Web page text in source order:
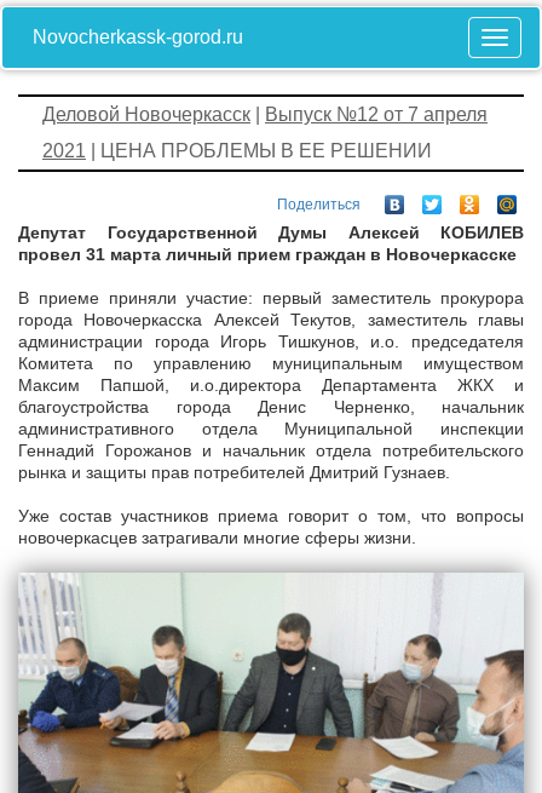
Novocherkassk-gorod.ru
Деловой Новочеркасск
Выпуск №12 от 7 апреля
2021 | ЦЕНА ПРОБЛЕМЫ В ЕЕ РЕШЕНИИ
Поделиться
Депутат Государственной Думы Алексей КОБИЛЕВ
провел 31 марта личный прием граждан в Новочеркасске
В приеме приняли участие: первый заместитель прокурора
города Новочеркасска Алексей Текутов, заместитель главы
администрации города Игорь Тишкунов, и.о. председателя
Комитета по управлению муниципальным имуществом
Максим Папшой, и.о.директора Департамента ЖКХ и
благоустройства города Денис Черненко, начальник
административного отдела Муниципальной инспекции
Геннадий Горожанов и начальник отдела потребительского
рынка и защиты прав потребителей Дмитрий Гузнаев.
Уже состав участников приема говорит о том, что вопросы
новочеркасцев затрагивали многие сферы жизни.